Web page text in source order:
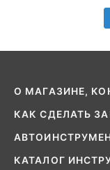
О МАГАЗИНЕ,
КАК СДЕЛАТЬ
КАТАЛОГ